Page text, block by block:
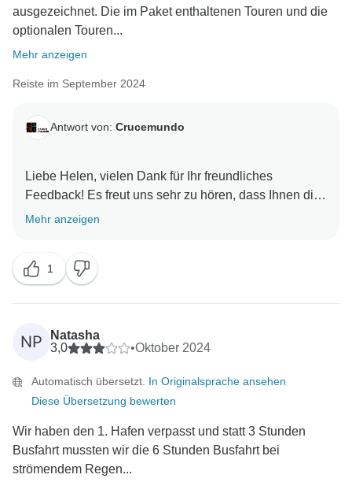
ausgezeichnet. Die im Paket enthaltenen Touren und die
optionalen Touren...
Mehr anzeigen
Reiste im September 2024
Antwort von: Crucemundo
Liebe Helen, vielen Dank für Ihr freundliches
Feedback! Es freut uns sehr zu hören, dass Ihnen die
Kreuzfahrt gefallen hat. Obwohl die unerwarteten
unser Team die Einschiffung effizient umgestalten und
einen reibungslosen Transfer zum Hafen Vidin in
Bulgarien gewährleisten konnte. Es ist schön zu
wissen, dass Sie mit den alternativen Arrangements
zufrieden waren und das Kreuzfahrterlebnis weiterhin
einen Sonderrabatt für Ihre nächste Kreuzfahrt an. Wir
freuen uns darauf, Sie in Zukunft auf einer weiteren
Mehr anzeigen
1
NP
Natasha
3,0
•Oktober 2024
Automatisch übersetzt. In Originalsprache ansehen
Diese Übersetzung bewerten
Wir haben den 1. Hafen verpasst und statt 3 Stunden
Busfahrt mussten wir die 6 Stunden Busfahrt bei
strömendem Regen...